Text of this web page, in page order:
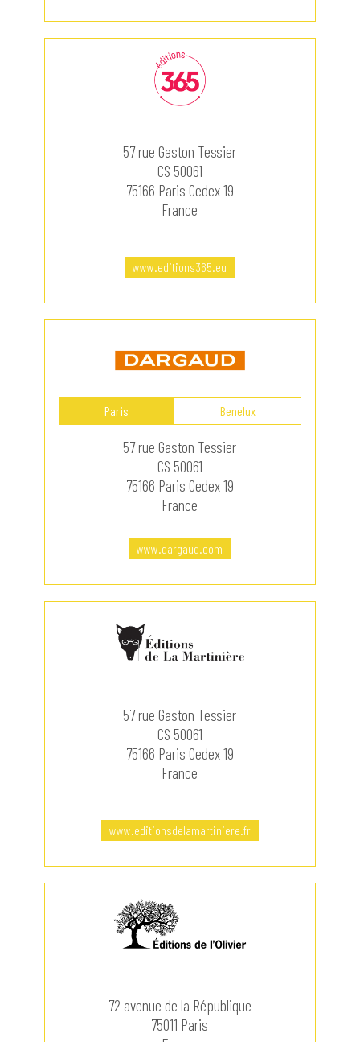
57 rue Gaston Tessier
CS 50061
75166 Paris Cedex 19
France
www.editions365.eu
Paris Benelux
57 rue Gaston Tessier
CS 50061
75166 Paris Cedex 19
France
www.dargaud.com
57 rue Gaston Tessier
CS 50061
75166 Paris Cedex 19
France
www.editionsdelamartiniere.fr
72 avenue de la République
75011 Paris